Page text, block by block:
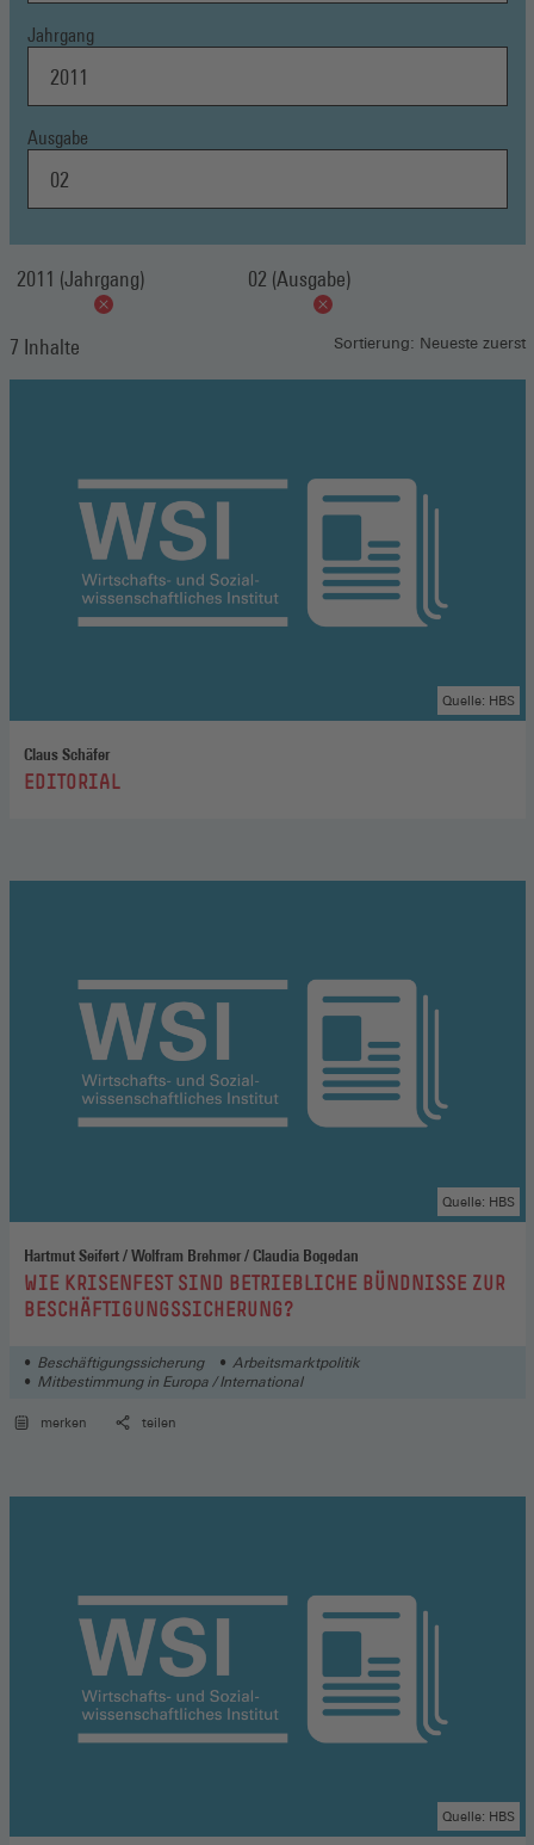
Jahrgang
Ausgabe
2011 (Jahrgang) 02 (Ausgabe)
7 Inhalte Sortierung: Neueste zuerst
Claus Schäfer
:EDITORIAL
Quelle: HBS
Hartmut Seifert / Wolfram Brehmer / Claudia Bogedan
:WIE KRISENFEST SIND BETRIEBLICHE BÜNDNISSE ZUR
BESCHÄFTIGUNGSSICHERUNG?
Quelle: HBS
Beschäftigungssicherung
Arbeitsmarktpolitik
Mitbestimmung in Europa / International
merken teilen
Quelle: HBS